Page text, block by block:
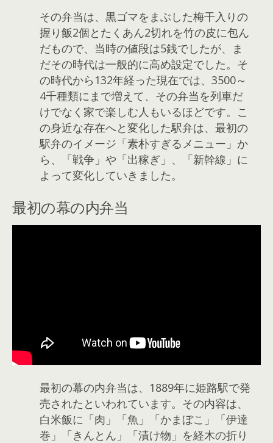
その弁当は、黒ゴマをまぶした梅干入りの
握り飯2個とたくあん2切れを竹の皮に包ん
だもので、当時の値段は5銭でしたが、ま
だその時代は一般的に高め設定でした。そ
の時代から132年経った現在では、3500～
4千種類にまで増えて、その弁当を列車だ
けでなく家で楽しむ人もいるほどです。こ
の身近な存在へと変化した駅弁は、最初の
駅弁のイメージ「素朴すぎるメニュー」か
ら、「戦争」や「出稼ぎ」、「新幹線」に
よって変化していきました。
最初の幕の内弁当
最初の幕の内弁当は、1889年に姫路駅で発
売されたといわれています。その内容は、
白米飯に「肉」「魚」「かまぼこ」「伊達
巻」「きんとん」「漬け物」を経木の折り